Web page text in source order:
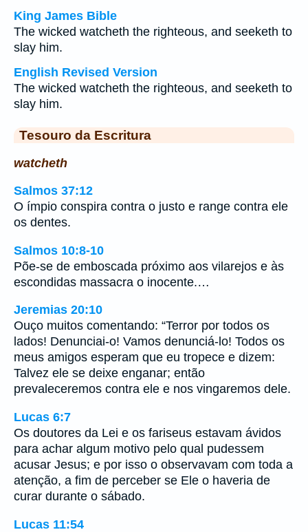
King James Bible
The wicked watcheth the righteous, and seeketh to
slay him.
English Revised Version
The wicked watcheth the righteous, and seeketh to
slay him.
Tesouro da Escritura
watcheth
Salmos 37:12
O ímpio conspira contra o justo e range contra ele
os dentes.
Salmos 10:8-10
Põe-se de emboscada próximo aos vilarejos e às
escondidas massacra o inocente.…
Jeremias 20:10
Ouço muitos comentando: “Terror por todos os
lados! Denunciai-o! Vamos denunciá-lo! Todos os
meus amigos esperam que eu tropece e dizem:
Talvez ele se deixe enganar; então
prevaleceremos contra ele e nos vingaremos dele.
Lucas 6:7
Os doutores da Lei e os fariseus estavam ávidos
para achar algum motivo pelo qual pudessem
acusar Jesus; e por isso o observavam com toda a
atenção, a fim de perceber se Ele o haveria de
curar durante o sábado.
Lucas 11:54